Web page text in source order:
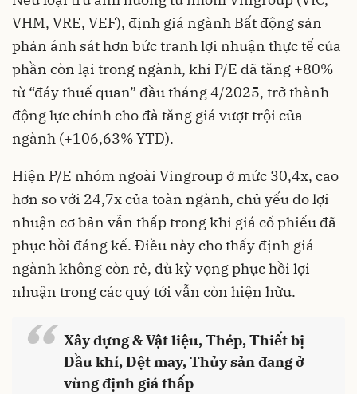
VHM, VRE, VEF), định giá ngành Bất động sản
phản ánh sát hơn bức tranh lợi nhuận thực tế của
phần còn lại trong ngành, khi P/E đã tăng +80%
từ “đáy thuế quan” đầu tháng 4/2025, trở thành
động lực chính cho đà tăng giá vượt trội của
ngành (+106,63% YTD).
Hiện P/E nhóm ngoài Vingroup ở mức 30,4x, cao
hơn so với 24,7x của toàn ngành, chủ yếu do lợi
nhuận cơ bản vẫn thấp trong khi giá cổ phiếu đã
phục hồi đáng kể. Điều này cho thấy định giá
ngành không còn rẻ, dù kỳ vọng phục hồi lợi
nhuận trong các quý tới vẫn còn hiện hữu.
“ Xây dựng & Vật liệu, Thép, Thiết bị
Dầu khí, Dệt may, Thủy sản đang ở
vùng định giá thấp